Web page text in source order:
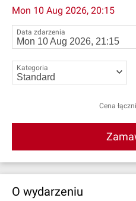
Mon 10 Aug 2026, 20:15
Data zdarzenia
Kategoria
Cena
O wydarzeniu